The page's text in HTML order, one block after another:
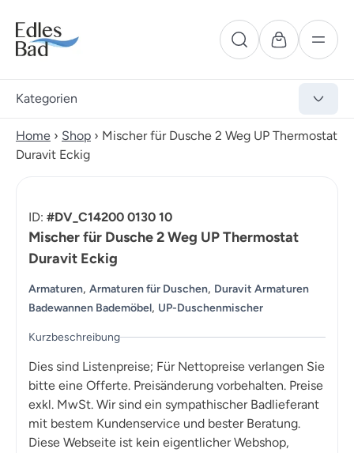
Kategorien
Home › Shop › Mischer für Dusche 2 Weg UP Thermostat
Duravit Eckig
ID: #DV_C14200 0130 10
Mischer für Dusche 2 Weg UP Thermostat
Duravit Eckig
Armaturen, Armaturen für Duschen, Duravit Armaturen
Badewannen Bademöbel, UP-Duschenmischer
Kurzbeschreibung
Dies sind Listenpreise; Für Nettopreise verlangen Sie
bitte eine Offerte. Preisänderung vorbehalten. Preise
exkl. MwSt. Wir sind ein sympathischer Badlieferant
mit bestem Kundenservice und bester Beratung.
Diese Webseite ist kein eigentlicher Webshop,